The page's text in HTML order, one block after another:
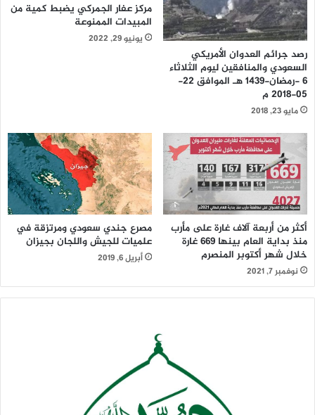
رصد جرائم العدوان الأمريكي
السعودي والمنافقين ليوم الثلاثاء
6 -رمضان-1439 هـ الموافق 22-
05-2018 م
مايو 23, 2018
مركز عفار الجمركي يضبط كمية من
المبيدات الممنوعة
يونيو 29, 2022
أكثر من أربعة آلاف غارة على مأرب
منذ بداية العام بينها 669 غارة
خلال شهر أكتوبر المنصرم
نوفمبر 7, 2021
مصرع جندي سعودي ومرتزقة في
علميات للجيش واللجان بجيزان
أبريل 6, 2019